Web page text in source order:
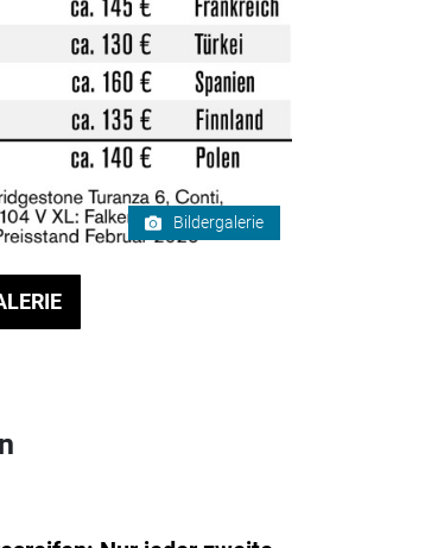
Bildergalerie